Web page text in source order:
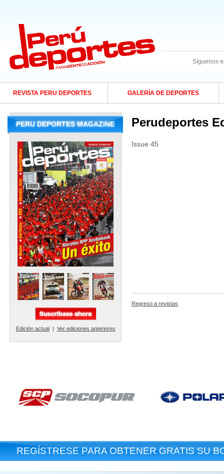
Síguenos
REVISTA PERU DEPORTES GALERÍA DE DEPORTES
PERU DEPORTES MAGAZINE
Edición actual Ver ediciones anteriores
Perudeportes
Issue 45
Regreso a revistas
REGÍSTRESE PARA OBTENER GRATIS SU